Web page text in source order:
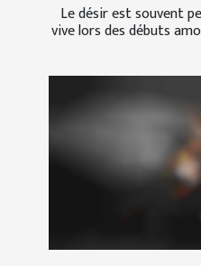
Le désir est souvent
vive lors des débuts